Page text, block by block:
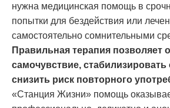
нужна медицинская помощь в
попытки для бездействия или
самостоятельно сомнительными
Правильная терапия позволяет
самочувствие, стабилизировать
снизить риск повторного
«Станция Жизни» помощь